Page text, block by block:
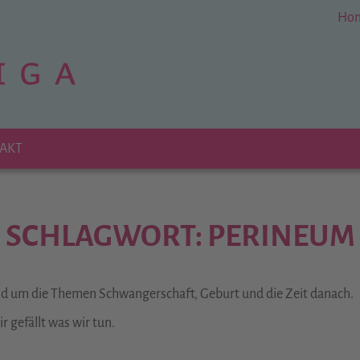
SCHLAGWORT: PERINEUM
die Themen Schwangerschaft, Geburt und die Zeit danach.
gefällt was wir tun.